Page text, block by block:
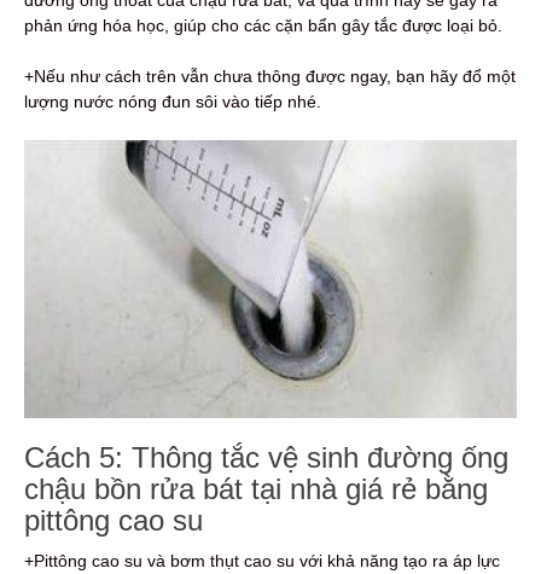
phản ứng hóa học, giúp cho các cặn bẩn gây tắc được loại bỏ.
+Nếu như cách trên vẫn chưa thông được ngay, bạn hãy đổ một
lượng nước nóng đun sôi vào tiếp nhé.
Cách 5: Thông tắc vệ sinh đường ống
chậu bồn rửa bát tại nhà giá rẻ bằng
pittông cao su
+Pittông cao su và bơm thụt cao su với khả năng tạo ra áp lực